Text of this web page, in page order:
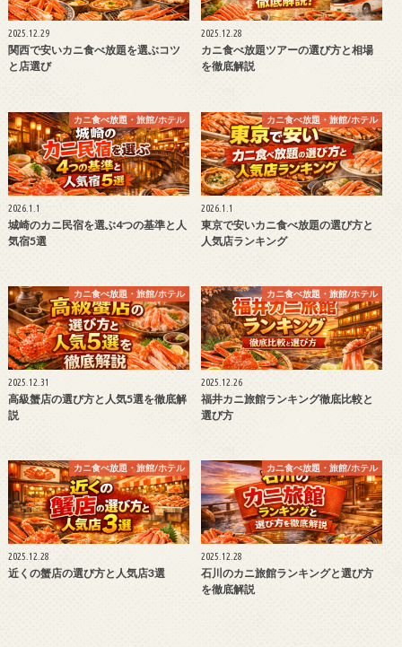
2025.12.29
関西で安いカニ食べ放題を選ぶコツ
と店選び
2025.12.28
カニ食べ放題ツアーの選び方と相場
を徹底解説
カニ食べ放題・旅館/ホテル
2026.1.1
城崎のカニ民宿を選ぶ4つの基準と人
気宿5選
カニ食べ放題・旅館/ホテル
2026.1.1
東京で安いカニ食べ放題の選び方と
人気店ランキング
カニ食べ放題・旅館/ホテル
2025.12.31
高級蟹店の選び方と人気5選を徹底解
説
カニ食べ放題・旅館/ホテル
2025.12.26
福井カニ旅館ランキング徹底比較と
選び方
カニ食べ放題・旅館/ホテル
2025.12.28
近くの蟹店の選び方と人気店3選
カニ食べ放題・旅館/ホテル
2025.12.28
石川のカニ旅館ランキングと選び方
を徹底解説